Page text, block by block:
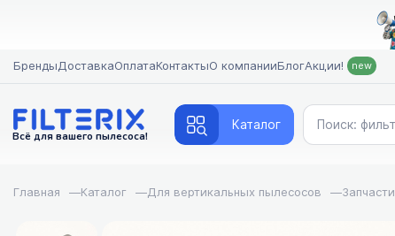
БрендыДоставкаОплатаКонтактыО компанииБлогАкции! new
Всё для вашего пылесоса!
Каталог
Главная —Каталог —Для вертикальных пылесосов —Запчасти